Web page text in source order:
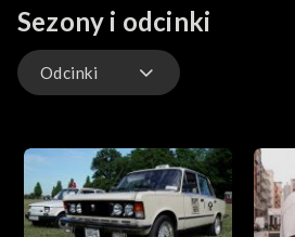
programie zagoszczą bohaterowie z
Sezony i odcinki
Odcinki